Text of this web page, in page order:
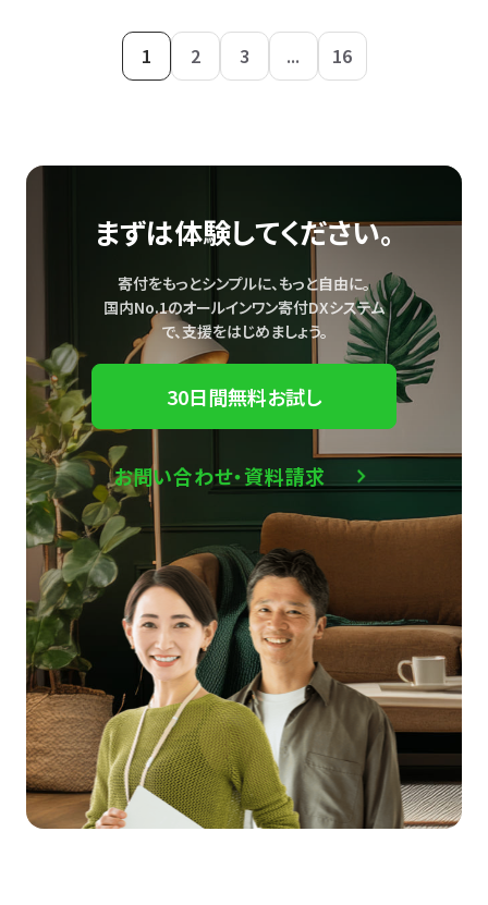
1 2 3 ... 16
まずは体験してください。
寄付をもっとシンプルに、もっと自由に。
国内No.1のオールインワン寄付DXシステム
で、支援をはじめましょう。
30日間無料お試し
お問い合わせ・資料請求